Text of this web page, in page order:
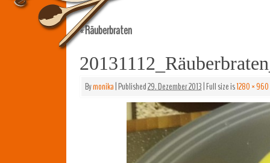
«Räuberbraten
Bymonika|Published29. Dezember 2013|Full size is1280 × 960